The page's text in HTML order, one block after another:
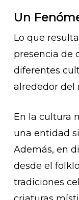
Un
Lo que
presencia de
diferentes
alrededor del
En la cultura
una entidad
Además, en
desde el
tradiciones